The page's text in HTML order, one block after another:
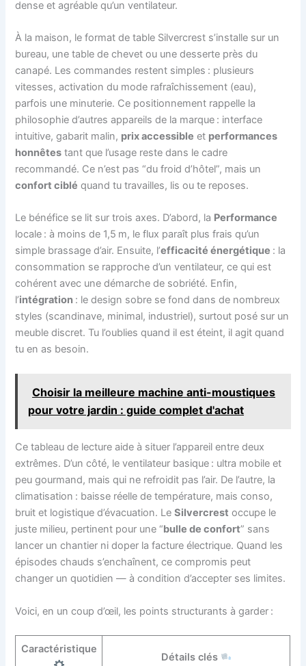
dense et agréable qu’un ventilateur.
À la maison, le format de table Silvercrest s’installe sur un
bureau, une table de chevet ou une desserte près du
canapé. Les commandes restent simples : plusieurs
vitesses, activation du mode rafraîchissement (eau),
parfois une minuterie. Ce positionnement rappelle la
philosophie d’autres appareils de la marque : interface
intuitive, gabarit malin, prix accessible et performances
honnêtes tant que l’usage reste dans le cadre
recommandé. Ce n’est pas “du froid d’hôtel”, mais un
confort ciblé quand tu travailles, lis ou te reposes.
Le bénéfice se lit sur trois axes. D’abord, la Performance
locale : à moins de 1,5 m, le flux paraît plus frais qu’un
simple brassage d’air. Ensuite, l’efficacité énergétique : la
consommation se rapproche d’un ventilateur, ce qui est
cohérent avec une démarche de sobriété. Enfin,
l’intégration : le design sobre se fond dans de nombreux
styles (scandinave, minimal, industriel), surtout posé sur un
meuble discret. Tu l’oublies quand il est éteint, il agit quand
tu en as besoin.
Choisir la meilleure machine anti-moustiques
pour votre jardin : guide complet d'achat
Ce tableau de lecture aide à situer l’appareil entre deux
extrêmes. D’un côté, le ventilateur basique : ultra mobile et
peu gourmand, mais qui ne refroidit pas l’air. De l’autre, la
climatisation : baisse réelle de température, mais conso,
bruit et logistique d’évacuation. LeSilvercrest occupe le
juste milieu, pertinent pour une “bulle de confort” sans
lancer un chantier ni doper la facture électrique. Quand les
épisodes chauds s’enchaînent, ce compromis peut
changer un quotidien — à condition d’accepter ses limites.
Voici, en un coup d’œil, les points structurants à garder :
Caractéristique
Détails clés